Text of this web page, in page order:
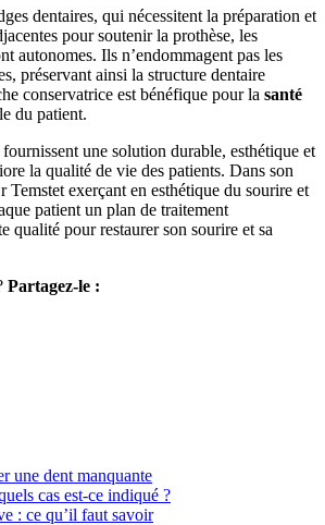
dentaires, qui nécessitent la préparation et
pour soutenir la prothèse, les
autonomes. Ils n’endommagent pas les
préservant ainsi la structure dentaire
conservatrice est bénéfique pour la santé
du patient.
une solution durable, esthétique et
la qualité de vie des patients. Dans son
Temstet exerçant en esthétique du sourire et
patient un plan de traitement
qualité pour restaurer son sourire et sa
Partagez-le :
une dent manquante
cas est-ce indiqué ?
: ce qu’il faut savoir